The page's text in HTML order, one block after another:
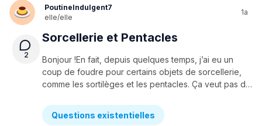
PoutineIndulgent7
elle/elle
1a
Sorcellerie et Pentacles
Bonjour !En fait, depuis quelques temps, j’ai eu un
coup de foudre pour certains objets de sorcellerie,
comme les sortilèges et les pentacles. Ça veut pas dire que j’aime ça que je veux pratiquer la sorcellerie et devenir « sorcière ». En vrai de vrai, je me pose la question ; si tu es d’une religion assez stricte, comme l’islam, est ce que tu as le droit de porter un pendentif de pentacle ou de pentagramme ? Ou encore de croire que certains sortilèges fonctionnent ? J’ai déjà eu une élève dans ma classe croyait en la puissance de la magie et qui était musulmane. Je veux juste avoir du fun avec les symboles de magie et je trouve ça beau, mais si les religions considèrent ça comme un mauvais œil, je sais pas..Merci de me répondre !!!
2
Questions existentielles